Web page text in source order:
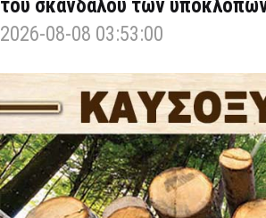
του σκανδάλου των
2026-08-08 03:53:00